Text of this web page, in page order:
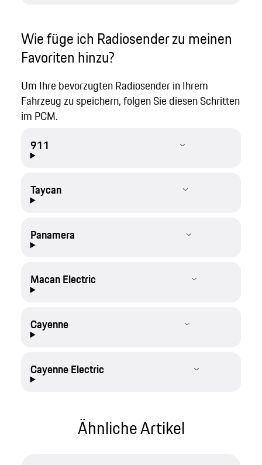
Wie füge ich Radiosender zu meinen
Favoriten hinzu?
Um Ihre bevorzugten Radiosender in Ihrem
Fahrzeug zu speichern, folgen Sie diesen Schritten
im PCM.
911
Taycan
Panamera
Macan Electric
Cayenne
Cayenne Electric
Ähnliche Artikel